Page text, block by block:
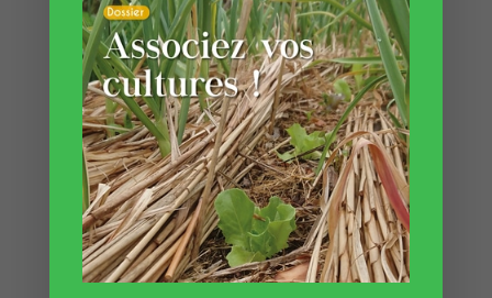
du semis 🙂
Pour les graines prégermées, ça n’est pas
toujours très simple car les graines sont
humides et collent entres elles. Notre conseil :
prenez un bol ou saladier et mélangez vos
graines humides avec du terreau, du sable, de
la terre très finement tamisée… Cela va les
sécher et vous aurez un bol rempli de terreau
avec des graines, ce qui vous permettra de